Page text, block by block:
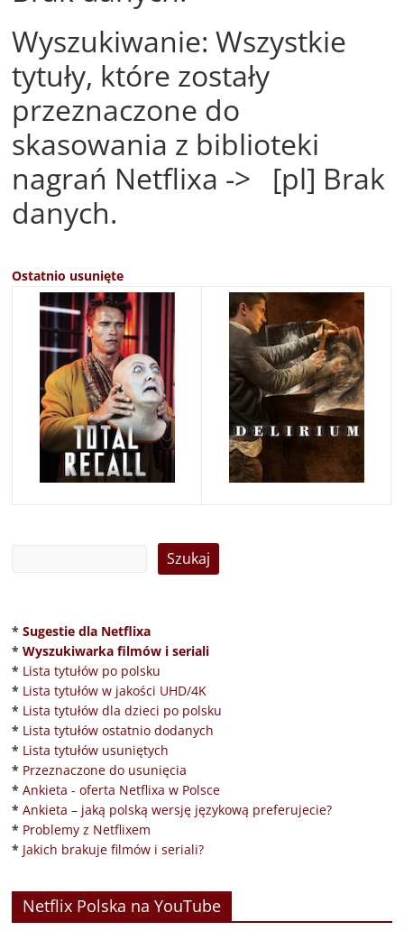
Wyszukiwanie: Wszystkie
tytuły, które zostały
przeznaczone do
skasowania z biblioteki
nagrań Netflixa -> [pl] Brak
danych.
Ostatnio usunięte
* Sugestie dla Netflixa
* Wyszukiwarka filmów i seriali
* Lista tytułów po polsku
* Lista tytułów w jakości UHD/4K
* Lista tytułów dla dzieci po polsku
* Lista tytułów ostatnio dodanych
* Lista tytułów usuniętych
* Przeznaczone do usunięcia
* Ankieta - oferta Netflixa w Polsce
* Ankieta – jaką polską wersję językową preferujecie?
* Problemy z Netflixem
* Jakich brakuje filmów i seriali?
Netflix Polska na YouTube